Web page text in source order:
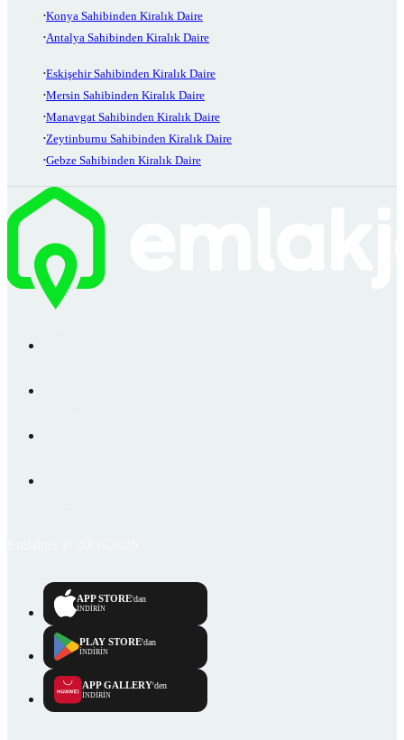
Konya Sahibinden Kiralık Daire
Antalya Sahibinden Kiralık Daire
Eskişehir Sahibinden Kiralık Daire
Mersin Sahibinden Kiralık Daire
Manavgat Sahibinden Kiralık Daire
Zeytinburnu Sahibinden Kiralık Daire
Gebze Sahibinden Kiralık Daire
APP STORE'dan
İNDİRİN
PLAY STORE'dan
İNDİRİN
APP GALLERY'den
İNDİRİN